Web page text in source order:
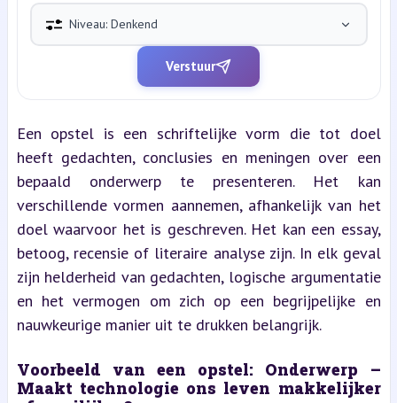
Niveau: Denkend
Verstuur
Een opstel is een schriftelijke vorm die tot doel
heeft gedachten, conclusies en meningen over een
bepaald onderwerp te presenteren. Het kan
verschillende vormen aannemen, afhankelijk van het
doel waarvoor het is geschreven. Het kan een essay,
betoog, recensie of literaire analyse zijn. In elk geval
zijn helderheid van gedachten, logische argumentatie
en het vermogen om zich op een begrijpelijke en
nauwkeurige manier uit te drukken belangrijk.
Voorbeeld van een opstel: Onderwerp –
Maakt technologie ons leven makkelijker